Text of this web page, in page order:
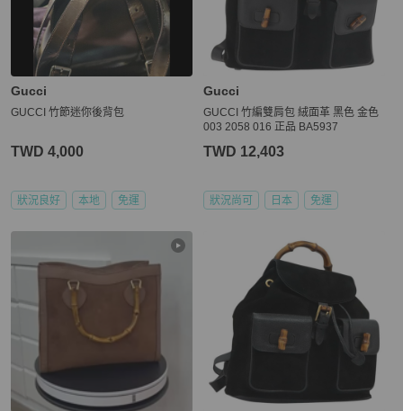
Gucci
GUCCI 竹節迷你後背包
TWD 4,000
狀況良好 本地 免運
Gucci
GUCCI 竹編雙肩包 絨面革 黑色 金色
003 2058 016 正品 BA5937
TWD 12,403
狀況尚可 日本 免運